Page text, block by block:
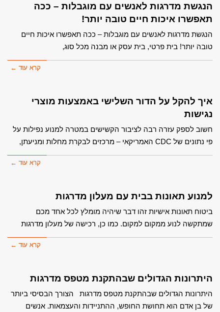
הנגשת מדרגות לאנשים עם מוגבלות – ככה
תאפשרו איכות חיים טובה יותר!
הנגשת מדרגות לאנשים עם מוגבלות – ככה תאפשרו איכות חיים
טובה יותר! בית פרטי, בית עסק או מבנה מכל סוג,
קרא עוד ←
איך להקל על הדור השלישי באמצעות מוצרי
נגישות
חשוב לספק עזרה רבה לציבור הקשישים במטרה למנוע נפילות על
פי נתונים של CDC האמריקאי – מרכזים לבקרת מחלות ומניעתן,
קרא עוד ←
למנוע תאונות בבית עם מעלון מדרגות
ביטוח תאונות אישיות זהו דבר שיהיה מומלץ לכל אחד מכם
שמתקשה לנוע ממקום למקום. כמו כן, רכישה של מעלון מדרגות
קרא עוד ←
היתרונות הגדולים שבהתקנת מטפס מדרגות
היתרונות הגדולים שבהתקנת מטפס מדרגות הצורך הבסיסי ביותר
של בן אדם הוא תחושת החופש, ההתניידות והעצמאות. אנשים